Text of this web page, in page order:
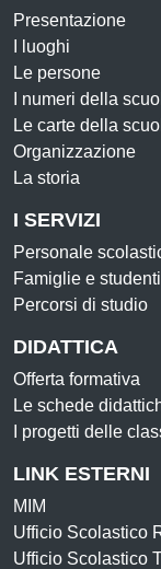
Presentazione
I luoghi
Le persone
I numeri della
Le carte della
Organizzazione
La storia
I SERVIZI
Personale
Famiglie e studenti
Percorsi di studio
DIDATTICA
Offerta formativa
Le schede
I progetti delle
LINK ESTERNI
MIM
Ufficio Scolastico
Ufficio Scolastico